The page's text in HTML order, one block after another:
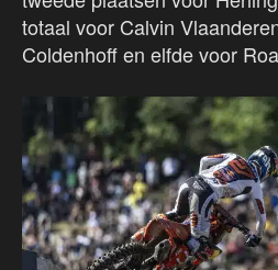
totaal voor Calvin
Coldenhoff en elfde voor